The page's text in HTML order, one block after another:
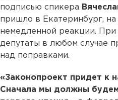
подписью спикера
пришло в Екатеринбург,
немедленной реакции. При
депутаты в любом случае
над поправками.
«Законопроект придет к
Сначала мы должны